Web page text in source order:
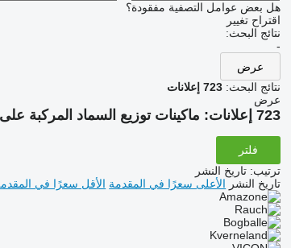
هل بعض عوامل التصفية مفقودة؟
اقتراح تغيير
نتائج البحث:
-
عرض
نتائج البحث: 723 إعلانات
عرض
723 إعلانات: ماكينات توزيع السماد المركبة
فلتر
ترتيب: تاريخ النشر
تاريخ النشر الأعلى سعرًا في المقدمة الأقل سعرًا في